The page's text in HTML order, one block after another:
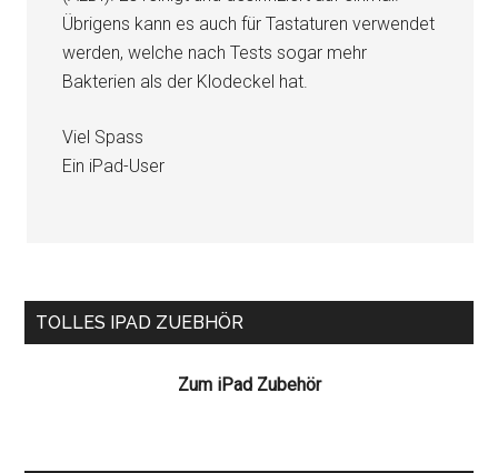
Übrigens kann es auch für Tastaturen verwendet
werden, welche nach Tests sogar mehr
Bakterien als der Klodeckel hat.
Viel Spass
Ein iPad-User
Seitenspalte
TOLLES IPAD ZUEBHÖR
Zum iPad Zubehör